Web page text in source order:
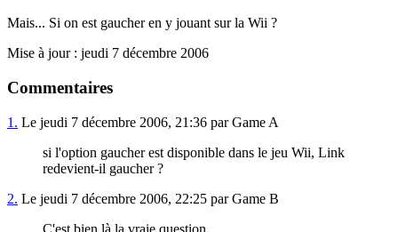
Mais... Si on est gaucher en y jouant sur la Wii ?
Mise à jour : jeudi 7 décembre 2006
Commentaires
1. Le jeudi 7 décembre 2006, 21:36 par Game A
si l'option gaucher est disponible dans le jeu Wii, Link
redevient-il gaucher ?
2. Le jeudi 7 décembre 2006, 22:25 par Game B
C'est bien là la vraie question.